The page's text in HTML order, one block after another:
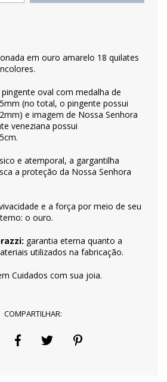
Alterar CEP
em ouro amarelo 18 quilates
oval com medalha de
(no total, o pingente possui
e imagem de Nossa Senhora
veneziana possui
e atemporal, a gargantilha
a proteção da Nossa Senhora
e a força por meio de seu
o ouro.
garantia eterna quanto a
utilizados na fabricação.
Cuidados com sua joia.
COMPARTILHAR: